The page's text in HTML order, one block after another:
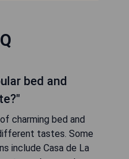
bed and
charming bed and
tastes. Some
include Casa de La